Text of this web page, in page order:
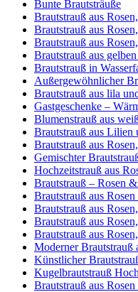
Bunte Brautsträuße
Brautstrauß aus
Brautstrauß aus
Brautstrauß aus
Brautstrauß aus
Brautstrauß in
Außergewöhnlicher
Brautstrauß aus lila
Gastgeschenke –
Blumenstrauß aus
Brautstrauß aus Lilien
Brautstrauß aus
Gemischter
Hochzeitstrauß aus
Brautstrauß – Rosen
Brautstrauß aus
Brautstrauß aus
Brautstrauß aus
Brautstrauß aus
Moderner
Künstlicher
Kugelbrautstrauß
Brautstrauß aus